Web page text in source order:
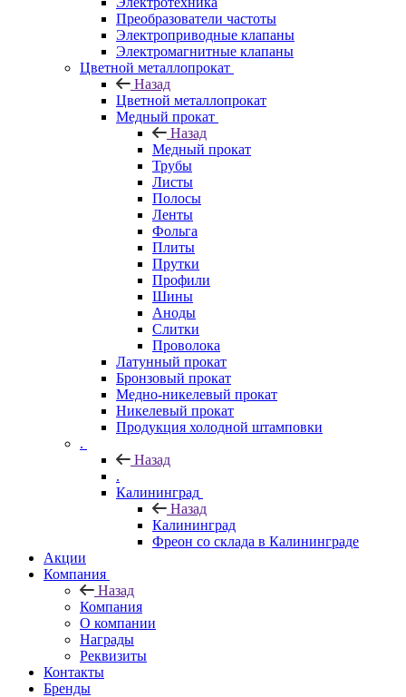
Преобразователи частоты
Электроприводные клапаны
Электромагнитные клапаны
Цветной металлопрокат
Назад
Цветной металлопрокат
Медный прокат
Назад
Медный прокат
Трубы
Листы
Полосы
Ленты
Фольга
Плиты
Прутки
Профили
Шины
Аноды
Слитки
Проволока
Латунный прокат
Бронзовый прокат
Медно-никелевый прокат
Никелевый прокат
Продукция холодной штамповки
.
Назад
.
Калининград
Назад
Калининград
Фреон со склада в Калининграде
Акции
Компания
Назад
Компания
О компании
Награды
Реквизиты
Контакты
Бренды